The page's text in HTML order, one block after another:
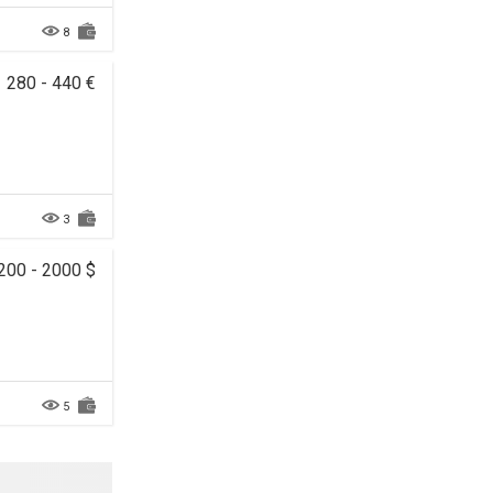
8
280 - 440 €
3
- 2000 $
5